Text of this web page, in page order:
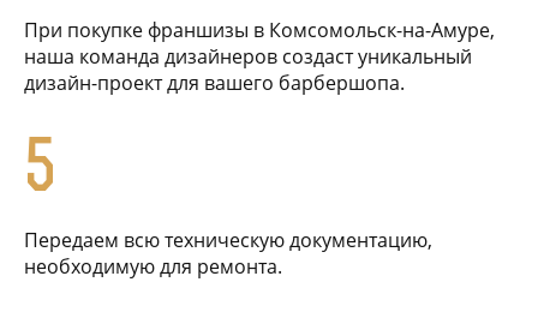
При покупке франшизы в Комсомольск-на-Амуре,
наша команда дизайнеров создаст уникальный
дизайн-проект для вашего барбершопа.
5
Передаем всю техническую документацию,
необходимую для ремонта.